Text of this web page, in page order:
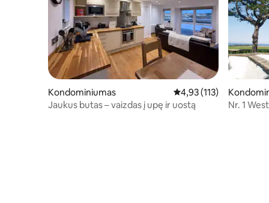
Kondominiumas Vidutinis įvertinimas:
4,93 (113)
Jaukus butas – vaizdas į upę ir uostą
Nr. 1